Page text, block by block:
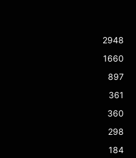
2948
1660
897
361
360
298
184